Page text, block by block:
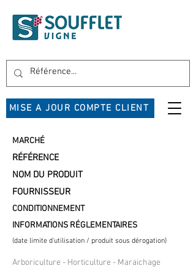
MISE A JOUR COMPTE CLIENT
MARCHÉ
RÉFÉRENCE
NOM DU PRODUIT
FOURNISSEUR
CONDITIONNEMENT
INFORMATIONS RÉGLEMENTAIRES
(date limite d'utilisation / produit sous dérogation)
Arboriculture - Horticulture - Maraichage